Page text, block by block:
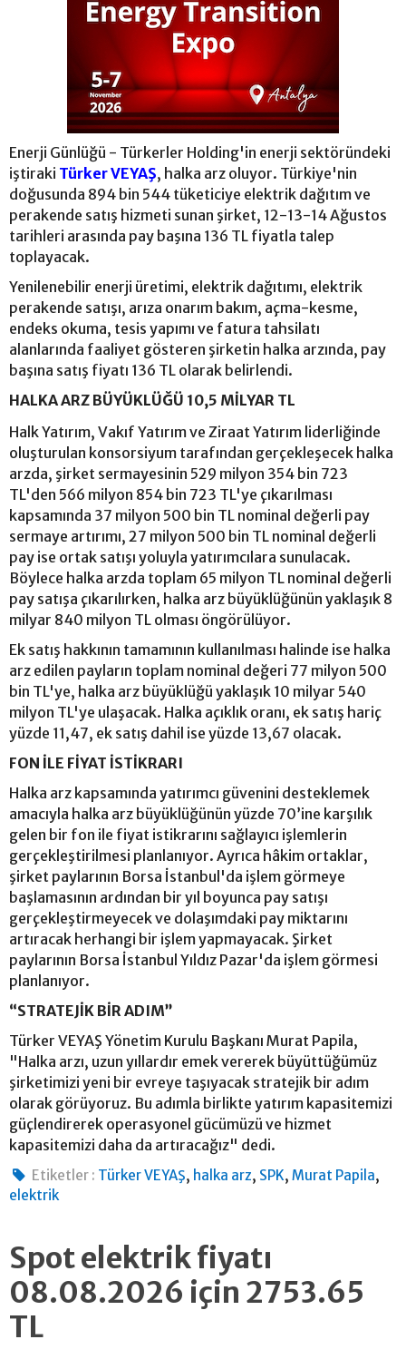
Enerji Günlüğü - Türkerler Holding'in enerji sektöründeki
iştiraki Türker VEYAŞ, halka arz oluyor. Türkiye'nin
doğusunda 894 bin 544 tüketiciye elektrik dağıtım ve
perakende satış hizmeti sunan şirket, 12-13-14 Ağustos
tarihleri arasında pay başına 136 TL fiyatla talep
toplayacak.
Yenilenebilir enerji üretimi, elektrik dağıtımı, elektrik
perakende satışı, arıza onarım bakım, açma-kesme,
endeks okuma, tesis yapımı ve fatura tahsilatı
alanlarında faaliyet gösteren şirketin halka arzında, pay
başına satış fiyatı 136 TL olarak belirlendi.
HALKA ARZ BÜYÜKLÜĞÜ 10,5 MİLYAR TL
Halk Yatırım, Vakıf Yatırım ve Ziraat Yatırım liderliğinde
oluşturulan konsorsiyum tarafından gerçekleşecek halka
arzda, şirket sermayesinin 529 milyon 354 bin 723
TL'den 566 milyon 854 bin 723 TL'ye çıkarılması
kapsamında 37 milyon 500 bin TL nominal değerli pay
sermaye artırımı, 27 milyon 500 bin TL nominal değerli
pay ise ortak satışı yoluyla yatırımcılara sunulacak.
Böylece halka arzda toplam 65 milyon TL nominal değerli
pay satışa çıkarılırken, halka arz büyüklüğünün yaklaşık 8
milyar 840 milyon TL olması öngörülüyor.
Ek satış hakkının tamamının kullanılması halinde ise halka
arz edilen payların toplam nominal değeri 77 milyon 500
bin TL'ye, halka arz büyüklüğü yaklaşık 10 milyar 540
milyon TL'ye ulaşacak. Halka açıklık oranı, ek satış hariç
yüzde 11,47, ek satış dahil ise yüzde 13,67 olacak.
FON İLE FİYAT İSTİKRARI
Halka arz kapsamında yatırımcı güvenini desteklemek
amacıyla halka arz büyüklüğünün yüzde 70’ine karşılık
gelen bir fon ile fiyat istikrarını sağlayıcı işlemlerin
gerçekleştirilmesi planlanıyor. Ayrıca hâkim ortaklar,
şirket paylarının Borsa İstanbul'da işlem görmeye
başlamasının ardından bir yıl boyunca pay satışı
gerçekleştirmeyecek ve dolaşımdaki pay miktarını
artıracak herhangi bir işlem yapmayacak. Şirket
paylarının Borsa İstanbul Yıldız Pazar'da işlem görmesi
planlanıyor.
“STRATEJİK BİR ADIM”
Türker VEYAŞ Yönetim Kurulu Başkanı Murat Papila,
"Halka arzı, uzun yıllardır emek vererek büyüttüğümüz
şirketimizi yeni bir evreye taşıyacak stratejik bir adım
olarak görüyoruz. Bu adımla birlikte yatırım kapasitemizi
güçlendirerek operasyonel gücümüzü ve hizmet
kapasitemizi daha da artıracağız" dedi.
Etiketler : Türker VEYAŞ, halka arz, SPK,Murat Papila,
elektrik
Spot elektrik fiyatı
08.08.2026 için 2753.65
TL